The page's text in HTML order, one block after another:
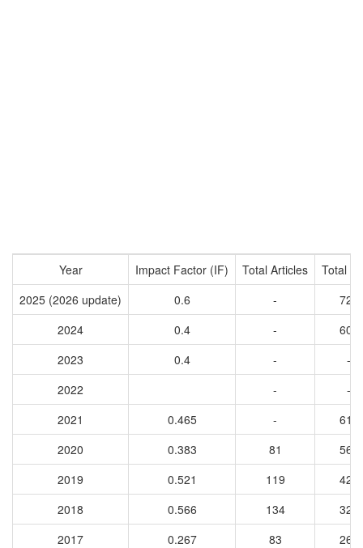
Year Impact Factor (IF) Total Articles
Total
2025 (2026 update)
0.6 -
722
2024
0.4 -
601
2023
0.4 -
-
2022
-
-
2021
0.465 -
612
2020
0.383 81
560
2019
0.521 119
426
2018
0.566 134
322
2017
0.267 83
264